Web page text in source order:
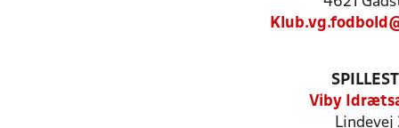
Viby
Lindevej